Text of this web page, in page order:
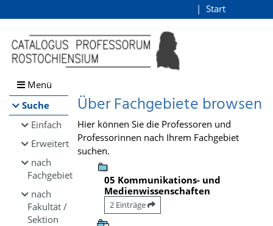
Browsen
direkt zum Inhalt
Start
Menü
Suche
Einfach
Erweitert
nach
Fachgebiet
nach
Fakultät /
Sektion
Über Fachgebiete browsen
Hier können Sie die Professoren und
Professorinnen nach Ihrem Fachgebiet
suchen.
05 Kommunikations- und
Medienwissenschaften
2 Einträge